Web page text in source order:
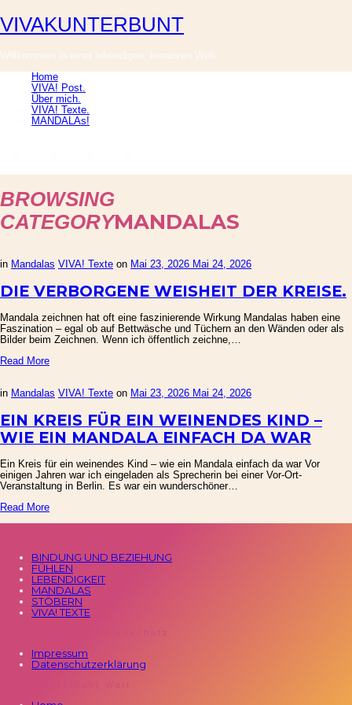
VIVAKUNTERBUNT
VIVAKUNTERBUNT
Willkommen in einer lebendigen, kreativen Welt.
Home
VIVA! Post.
Über mich.
VIVA! Texte.
MANDALAs!
BROWSING
CATEGORYMANDALAS
in Mandalas VIVA! Texte on Mai 23, 2026 Mai 24, 2026
DIE VERBORGENE WEISHEIT DER KREISE.
Mandala zeichnen hat oft eine faszinierende Wirkung Mandalas haben eine
Faszination – egal ob auf Bettwäsche und Tüchern an den Wänden oder als
Bilder beim Zeichnen. Wenn ich öffentlich zeichne,…
Read More
in Mandalas VIVA! Texte on Mai 23, 2026 Mai 24, 2026
EIN KREIS FÜR EIN WEINENDES KIND –
WIE EIN MANDALA EINFACH DA WAR
Ein Kreis für ein weinendes Kind – wie ein Mandala einfach da war Vor
einigen Jahren war ich eingeladen als Sprecherin bei einer Vor-Ort-
Veranstaltung in Berlin. Es war ein wunderschöner…
Read More
BINDUNG UND BEZIEHUNG
FÜHLEN
LEBENDIGKEIT
MANDALAS
STÖBERN
VIVA! TEXTE
Impressum
Datenschutzerklärung